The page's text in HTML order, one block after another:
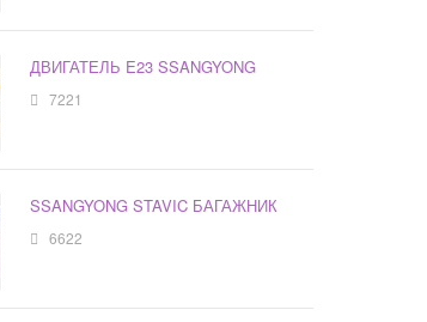
ДВИГАТЕЛЬ E23 SSANGYONG
7221
SSANGYONG STAVIC БАГАЖНИК
6622